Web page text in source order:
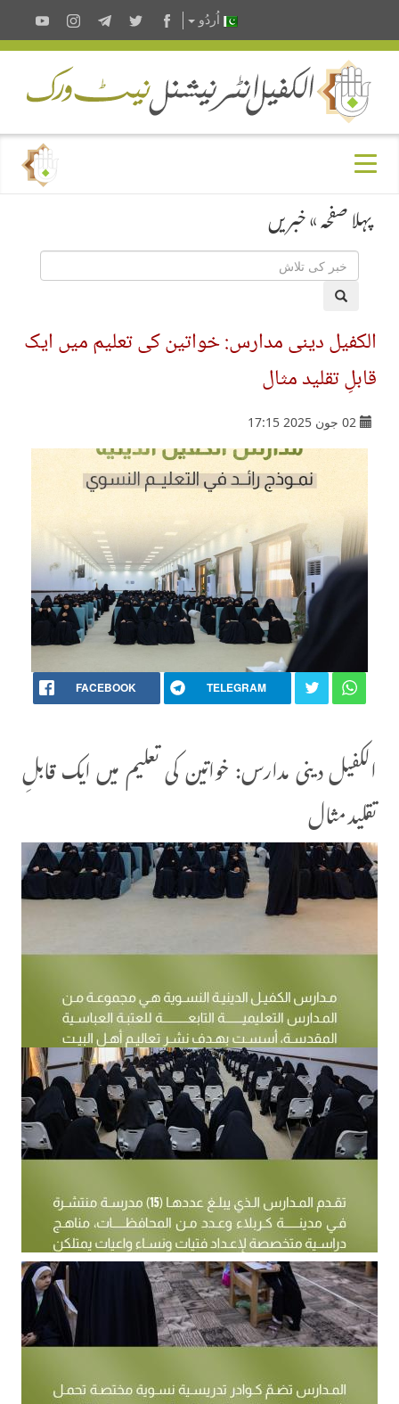
اُردُو
پہلا صفحہ»خبریں
الکفیل دینی مدارس: خواتین کی تعلیم میں ایک
قابلِ تقلید مثال
02 جون 2025 17:15
FACEBOOK TELEGRAM
الکفیل دینی مدارس: خواتین کی تعلیم میں ایک قابلِ
تقلید مثال